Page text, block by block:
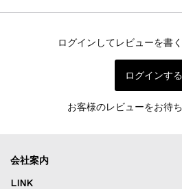
ログインしてレビューを書
ログインする
お客様のレビューをお待
会社案内
LINK